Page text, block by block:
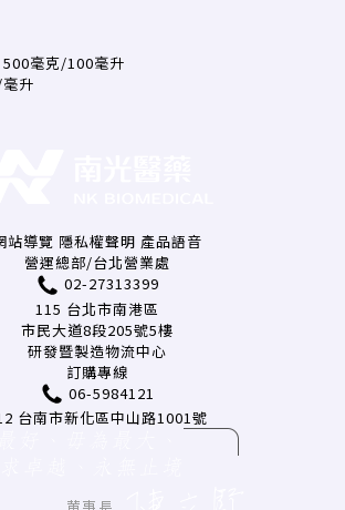
毫克/100毫升
升
站導覽 隱私權聲明 產品語音
營運總部/台北營業處
02-27313399
115 台北市南港區
市民大道8段205號5樓
研發暨製造物流中心
訂購專線
06-5984121
台南市新化區中山路1001號